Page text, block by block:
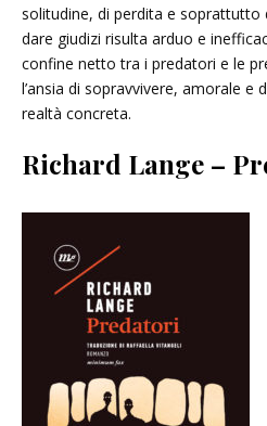
solitudine, di perdita e soprattutto
dare giudizi risulta arduo e
confine netto tra i predatori e le
l’ansia di sopravvivere, amorale e
realtà concreta.
Richard Lange –